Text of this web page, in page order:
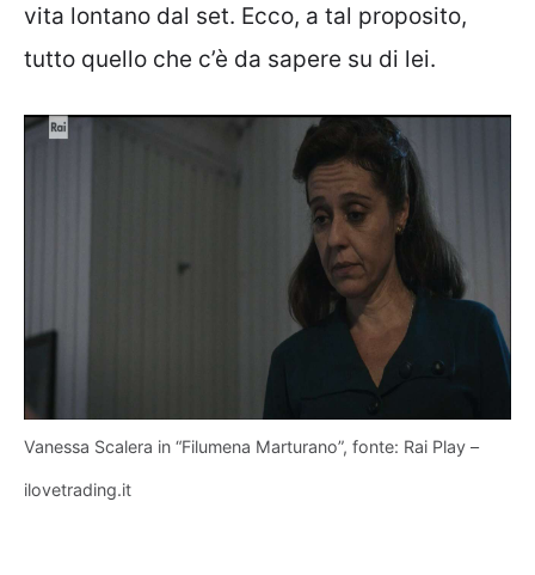
vita lontano dal set. Ecco, a tal proposito,
tutto quello che c’è da sapere su di lei.
Vanessa Scalera in “Filumena Marturano”, fonte: Rai Play –
ilovetrading.it